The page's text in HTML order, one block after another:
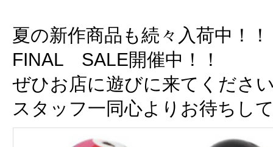
夏の新作商品も続々入荷中！！
FINAL SALE開催中！！
ぜひお店に遊びに来てくださ
スタッフ一同心よりお待ちし